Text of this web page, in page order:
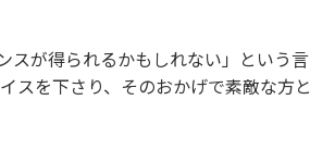
スが得られるかもしれない」という言
スを下さり、そのおかげで素敵な方と